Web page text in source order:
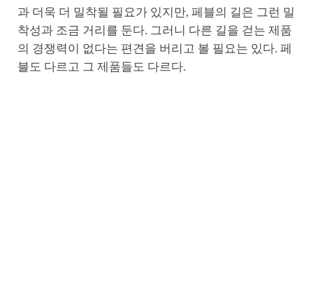
과 더욱 더 밀착될 필요가 있지만, 페블의 길은 그런 밀
착성과 조금 거리를 둔다. 그러니 다른 길을 걷는 제품
의 경쟁력이 없다는 편견을 버리고 볼 필요는 있다. 페
블도 다르고 그 제품들도 다르다.